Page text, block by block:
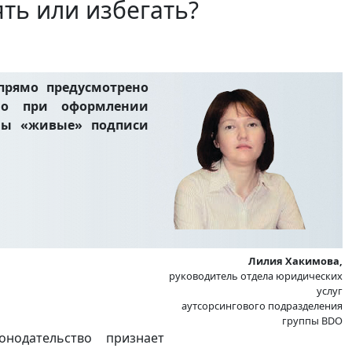
или избегать?
предусмотрено
при оформлении
«живые» подписи
Лилия Хакимова,
руководитель отдела юридических
услуг
аутсорсингового подразделения
группы BDO
признает